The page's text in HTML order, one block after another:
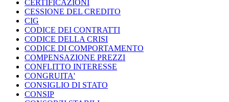
CERTIFICAZIONI
CESSIONE DEL CREDITO
CIG
CODICE DEI CONTRATTI
CODICE DELLA CRISI
CODICE DI COMPORTAMENTO
COMPENSAZIONE PREZZI
CONFLITTO INTERESSE
CONGRUITA'
CONSIGLIO DI STATO
CONSIP